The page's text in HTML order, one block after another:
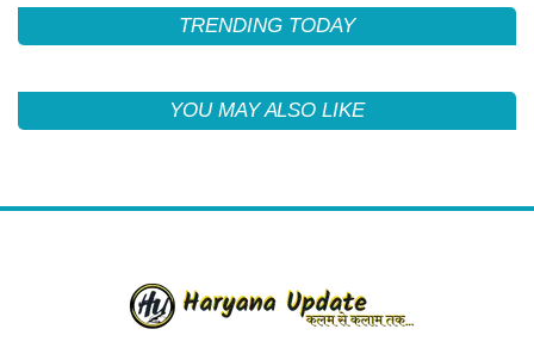
TRENDING TODAY
YOU MAY ALSO LIKE